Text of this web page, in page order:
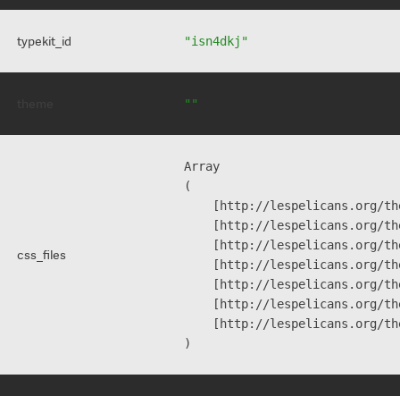
typekit_id "isn4dkj"
""
css_files
Array
(
[http://lespelicans.org/
[http://lespelicans.org/
[http://lespelicans.org/
[http://lespelicans.org/
[http://lespelicans.org/
[http://lespelicans.org/
[http://lespelicans.org/